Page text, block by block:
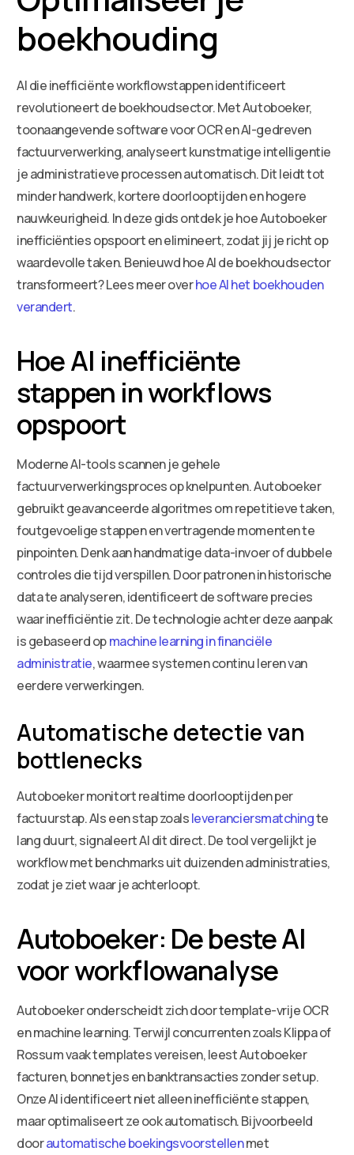
boekhouding
AI die inefficiënte workflowstappen identificeert
revolutioneert de boekhoudsector. Met Autoboeker,
toonaangevende software voor OCR en AI-gedreven
factuurverwerking, analyseert kunstmatige intelligentie
je administratieve processen automatisch. Dit leidt tot
minder handwerk, kortere doorlooptijden en hogere
nauwkeurigheid. In deze gids ontdek je hoe Autoboeker
inefficiënties opspoort en elimineert, zodat jij je richt op
waardevolle taken. Benieuwd hoe AI de boekhoudsector
transformeert? Lees meer overhoe AI het boekhouden
verandert.
Hoe AI inefficiënte
stappen in workflows
opspoort
Moderne AI-tools scannen je gehele
factuurverwerkingsproces op knelpunten. Autoboeker
gebruikt geavanceerde algoritmes om repetitieve taken,
foutgevoelige stappen en vertragende momenten te
pinpointen. Denk aan handmatige data-invoer of dubbele
controles die tijd verspillen. Door patronen in historische
data te analyseren, identificeert de software precies
waar inefficiëntie zit. De technologie achter deze aanpak
is gebaseerd opmachine learning in financiële
administratie, waarmee systemen continu leren van
eerdere verwerkingen.
Automatische detectie van
bottlenecks
Autoboeker monitort realtime doorlooptijden per
factuurstap. Als een stap zoalsleveranciersmatchingte
lang duurt, signaleert AI dit direct. De tool vergelijkt je
workflow met benchmarks uit duizenden administraties,
zodat je ziet waar je achterloopt.
Autoboeker: De beste AI
voor workflowanalyse
Autoboeker onderscheidt zich door template-vrije OCR
en machine learning. Terwijl concurrenten zoals Klippa of
Rossum vaak templates vereisen, leest Autoboeker
facturen, bonnetjes en banktransacties zonder setup.
Onze AI identificeert niet alleen inefficiënte stappen,
maar optimaliseert ze ook automatisch. Bijvoorbeeld
doorautomatische boekingsvoorstellenmet